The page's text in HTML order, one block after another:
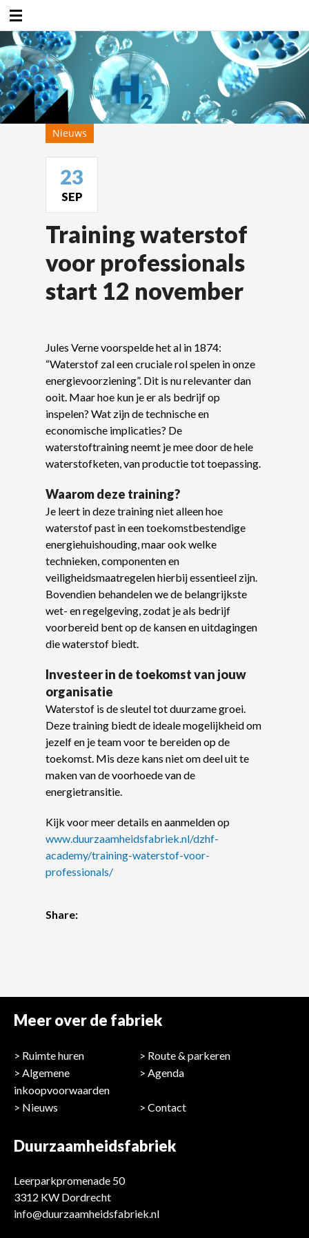
Nieuws
23
SEP
Training waterstof
voor professionals
start 12 november
Jules Verne voorspelde het al in 1874:
“Waterstof zal een cruciale rol spelen in onze
energievoorziening”. Dit is nu relevanter dan
ooit. Maar hoe kun je er als bedrijf op
inspelen? Wat zijn de technische en
economische implicaties? De
waterstoftraining neemt je mee door de hele
waterstofketen, van productie tot toepassing.
Waarom deze training?
Je leert in deze training niet alleen hoe
waterstof past in een toekomstbestendige
energiehuishouding, maar ook welke
technieken, componenten en
veiligheidsmaatregelen hierbij essentieel zijn.
Bovendien behandelen we de belangrijkste
wet- en regelgeving, zodat je als bedrijf
voorbereid bent op de kansen en uitdagingen
die waterstof biedt.
Investeer in de toekomst van jouw
organisatie
Waterstof is de sleutel tot duurzame groei.
Deze training biedt de ideale mogelijkheid om
jezelf en je team voor te bereiden op de
toekomst. Mis deze kans niet om deel uit te
maken van de voorhoede van de
energietransitie.
Kijk voor meer details en aanmelden op
www.duurzaamheidsfabriek.nl/dzhf-
academy/training-waterstof-voor-
professionals/
Share:
Meer over de fabriek
Ruimte huren
Route & parkeren
Algemene
inkoopvoorwaarden
Agenda
Nieuws Contact
Duurzaamheidsfabriek
Leerparkpromenade 50
3312 KW Dordrecht
info@duurzaamheidsfabriek.nl